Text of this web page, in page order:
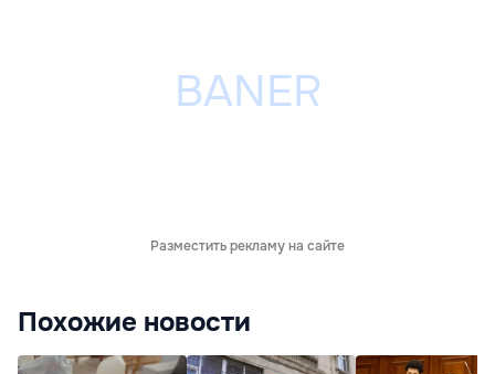
Разместить рекламу на сайте
Похожие новости